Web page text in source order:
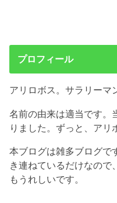
プロフィール
アリロボス。サラリーマ
名前の由来は適当です。
りました。ずっと、アリ
本ブログは雑多ブログで
き連ねているだけなので
もうれしいです。